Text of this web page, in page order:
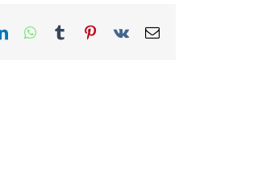
LinkedInWhatsApp
TumblrPinterest
Vk
Correo